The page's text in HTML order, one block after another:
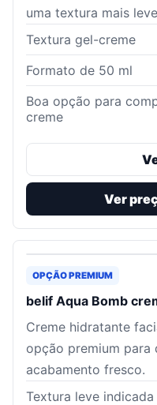
uma textura mais
Textura gel-creme
Formato de 50 ml
Boa opção para
creme
Ver
OPÇÃO PREMIUM
belif Aqua Bomb
Creme hidratante
opção premium para
acabamento fresco.
Textura leve